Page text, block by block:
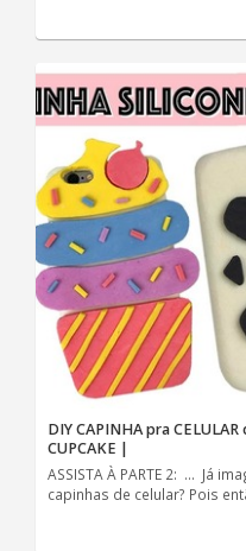
DIY CAPINHA pra
CUPCAKE |
ASSISTA À PARTE 2: ... Já
capinhas de celular? Pois